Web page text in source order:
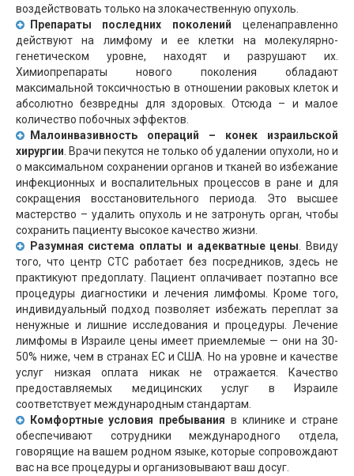
воздействовать только на злокачественную опухоль.
Препараты последних поколений целенаправленно
действуют на лимфому и ее клетки на молекулярно-
генетическом уровне, находят и разрушают их.
Химиопрепараты нового поколения обладают
максимальной токсичностью в отношении раковых клеток и
абсолютно безвредны для здоровых. Отсюда – и малое
количество побочных эффектов.
Малоинвазивность операций
– конек израильской
хирургии . Врачи пекутся не только об удалении опухоли, но и
о максимальном сохранении органов и тканей во избежание
инфекционных и воспалительных процессов в ране и для
сокращения восстановительного периода. Это высшее
мастерство – удалить опухоль и не затронуть орган, чтобы
сохранить пациенту высокое качество жизни.
Разумная система оплаты и адекватные цены . Ввиду
того, что центр СТС работает без посредников, здесь не
практикуют предоплату. Пациент оплачивает поэтапно все
процедуры диагностики и лечения лимфомы. Кроме того,
индивидуальный подход позволяет избежать переплат за
ненужные и лишние исследования и процедуры. Лечение
лимфомы в Израиле цены имеет приемлемые — они на 30-
50% ниже, чем в странах ЕС и США. Но на уровне и качестве
услуг низкая оплата никак не отражается. Качество
предоставляемых медицинских услуг в Израиле
соответствует международным стандартам.
Комфортные условия пребывания в клинике и стране
обеспечивают сотрудники международного отдела,
говорящие на вашем родном языке, которые сопровождают
вас на все процедуры и организовывают ваш досуг.